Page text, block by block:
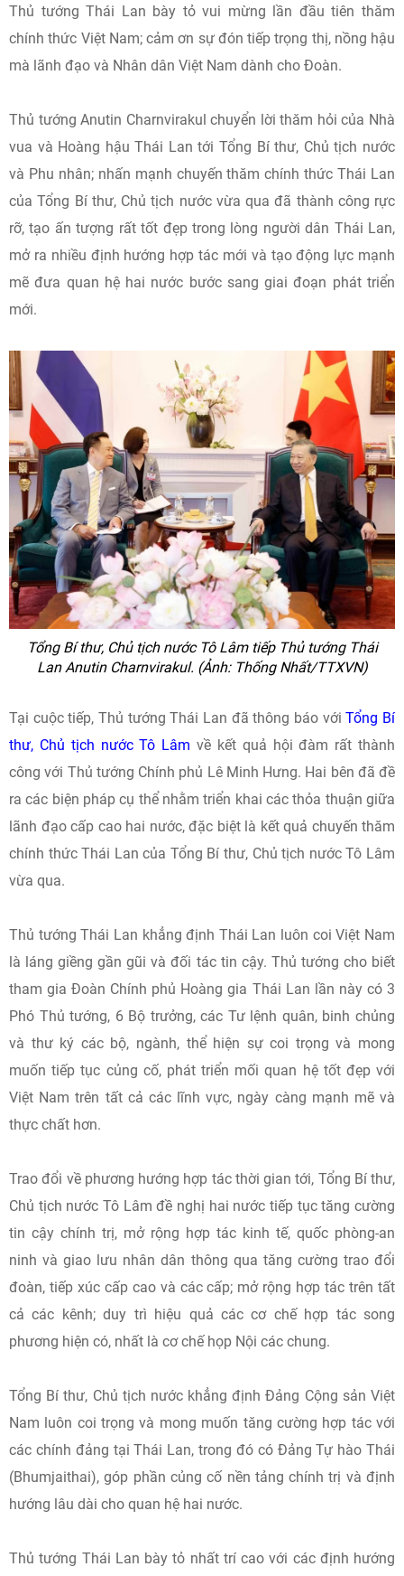
Thủ tướng Thái Lan bày tỏ vui mừng lần đầu tiên thăm
chính thức Việt Nam; cảm ơn sự đón tiếp trọng thị, nồng hậu
mà lãnh đạo và Nhân dân Việt Nam dành cho Đoàn.
Thủ tướng Anutin Charnvirakul chuyển lời thăm hỏi của Nhà
vua và Hoàng hậu Thái Lan tới Tổng Bí thư, Chủ tịch nước
và Phu nhân; nhấn mạnh chuyến thăm chính thức Thái Lan
của Tổng Bí thư, Chủ tịch nước vừa qua đã thành công rực
rỡ, tạo ấn tượng rất tốt đẹp trong lòng người dân Thái Lan,
mở ra nhiều định hướng hợp tác mới và tạo động lực mạnh
mẽ đưa quan hệ hai nước bước sang giai đoạn phát triển
mới.
Tổng Bí thư, Chủ tịch nước Tô Lâm tiếp Thủ tướng Thái
Lan Anutin Charnvirakul. (Ảnh: Thống Nhất/TTXVN)
Tại cuộc tiếp, Thủ tướng Thái Lan đã thông báo vớiTổng Bí
thư, Chủ tịch nước Tô Lâm về kết quả hội đàm rất thành
công với Thủ tướng Chính phủ Lê Minh Hưng. Hai bên đã đề
ra các biện pháp cụ thể nhằm triển khai các thỏa thuận giữa
lãnh đạo cấp cao hai nước, đặc biệt là kết quả chuyến thăm
chính thức Thái Lan của Tổng Bí thư, Chủ tịch nước Tô Lâm
vừa qua.
Thủ tướng Thái Lan khẳng định Thái Lan luôn coi Việt Nam
là láng giềng gần gũi và đối tác tin cậy. Thủ tướng cho biết
tham gia Đoàn Chính phủ Hoàng gia Thái Lan lần này có 3
Phó Thủ tướng, 6 Bộ trưởng, các Tư lệnh quân, binh chủng
và thư ký các bộ, ngành, thể hiện sự coi trọng và mong
muốn tiếp tục củng cố, phát triển mối quan hệ tốt đẹp với
Việt Nam trên tất cả các lĩnh vực, ngày càng mạnh mẽ và
thực chất hơn.
Trao đổi về phương hướng hợp tác thời gian tới, Tổng Bí thư,
Chủ tịch nước Tô Lâm đề nghị hai nước tiếp tục tăng cường
tin cậy chính trị, mở rộng hợp tác kinh tế, quốc phòng-an
ninh và giao lưu nhân dân thông qua tăng cường trao đổi
đoàn, tiếp xúc cấp cao và các cấp; mở rộng hợp tác trên tất
cả các kênh; duy trì hiệu quả các cơ chế hợp tác song
phương hiện có, nhất là cơ chế họp Nội các chung.
Tổng Bí thư, Chủ tịch nước khẳng định Đảng Cộng sản Việt
Nam luôn coi trọng và mong muốn tăng cường hợp tác với
các chính đảng tại Thái Lan, trong đó có Đảng Tự hào Thái
(Bhumjaithai), góp phần củng cố nền tảng chính trị và định
hướng lâu dài cho quan hệ hai nước.
Thủ tướng Thái Lan bày tỏ nhất trí cao với các định hướng